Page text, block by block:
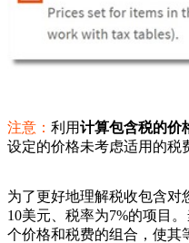
注意： 利用计算包含税的价
设定的价格未考虑适用的税
为了更好地理解税收包含对
10美元、税率为7%的项目
个价格和税费的组合，使其